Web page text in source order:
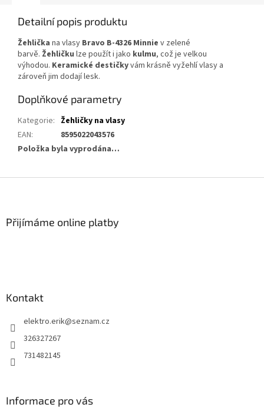
Detailní popis produktu
Žehlička na vlasy Bravo B-4326 Minnie v zelené
barvě. Žehličku lze použít i jako kulmu, což je velkou
výhodou. Keramické destičkyvám krásně vyžehlí vlasy a
zároveň jim dodají lesk.
Doplňkové parametry
Kategorie: Žehličky na vlasy
EAN:
8595022043576
Položka byla vyprodána…
Přijímáme online platby
Kontakt
elektro.erik@seznam.cz
326327267
731482145
Informace pro vás